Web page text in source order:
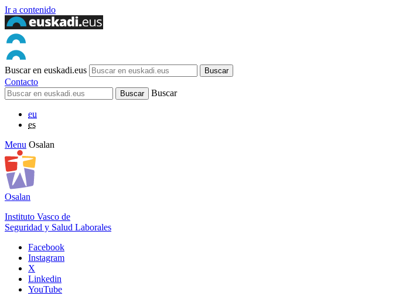
Ir a contenido
Buscar en euskadi.eus
Contacto
Buscar
eu
es
Menu Osalan
Osalan
Instituto Vasco de
Seguridad y Salud Laborales
Facebook
Instagram
X
Linkedin
YouTube